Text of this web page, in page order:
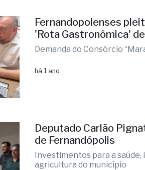
Fernandopolenses
'Rota Gastronômica'
Demanda do Consórcio
há 1 ano
Deputado Carlão
de Fernandópolis
Investimentos para a
agricultura do município